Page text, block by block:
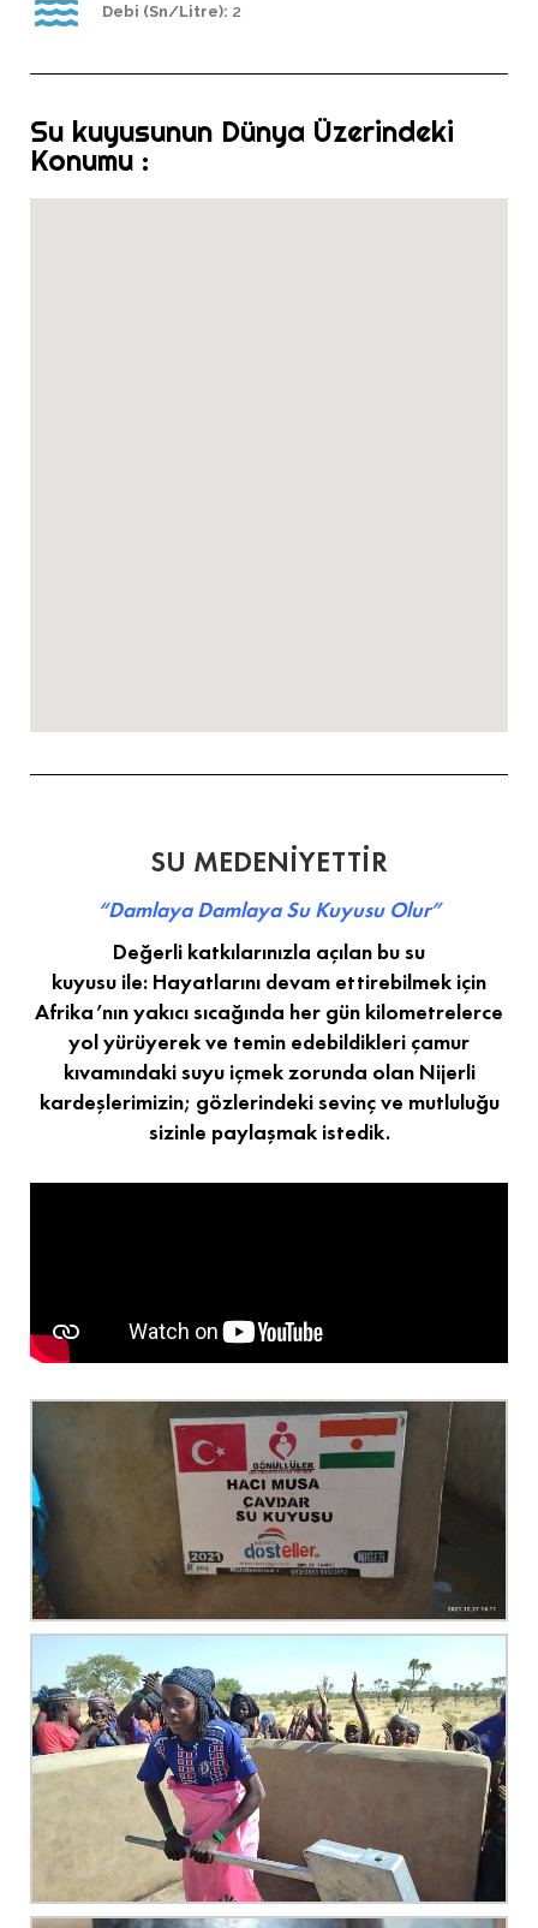
Debi (Sn/Litre): 2
Su kuyusunun Dünya Üzerindeki
Konumu :
SU MEDENİYETTİR
“Damlaya Damlaya Su Kuyusu Olur”
Değerli katkılarınızla açılan bu su
kuyusu ile: Hayatlarını devam ettirebilmek için
Afrika’nın yakıcı sıcağında her gün kilometrelerce
yol yürüyerek ve temin edebildikleri çamur
kıvamındaki suyu içmek zorunda olan Nijerli
kardeşlerimizin; gözlerindeki sevinç ve mutluluğu
sizinle paylaşmak istedik.